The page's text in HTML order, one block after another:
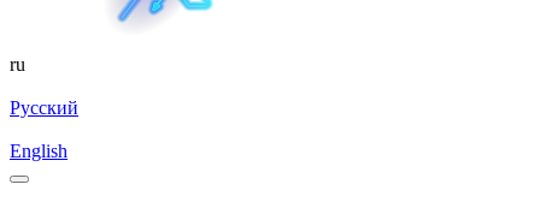
ru
Русский
English